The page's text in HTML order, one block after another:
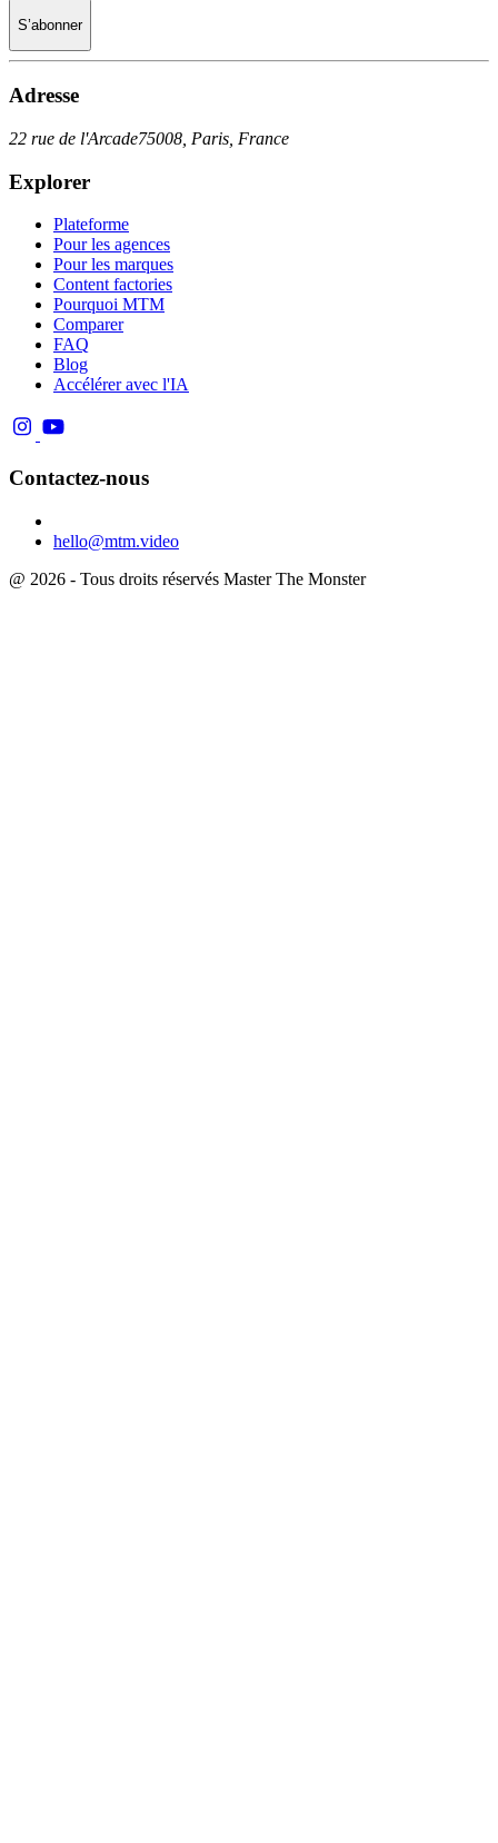
S’abonner
Adresse
22 rue de l'Arcade75008, Paris, France
Explorer
Plateforme
Pour les agences
Pour les marques
Content factories
Pourquoi MTM
Comparer
FAQ
Blog
Accélérer avec l'IA
Contactez-nous
hello@mtm.video
@ 2026 - Tous droits réservés Master The Monster